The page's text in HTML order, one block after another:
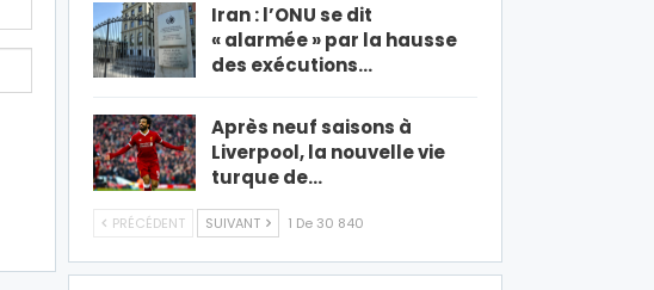
Iran : l’ONU se dit
« alarmée » par la hausse
des exécutions…
Après neuf saisons à
Liverpool, la nouvelle vie
turque de…
PRÉCÉDENT SUIVANT 1 De 30 840